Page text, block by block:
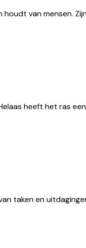
houdt van mensen.
heeft het ras
taken en